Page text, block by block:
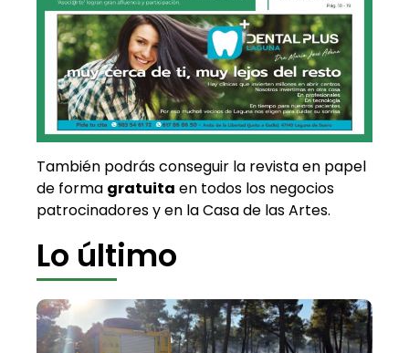
También podrás conseguir la revista en papel
de forma gratuita en todos los negocios
patrocinadores y en la Casa de las Artes.
Lo último